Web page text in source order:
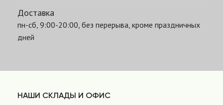
Доставка
пн-сб, 9:00-20:00, без перерыва, кроме праздничных
дней
НАШИ СКЛАДЫ И ОФИС